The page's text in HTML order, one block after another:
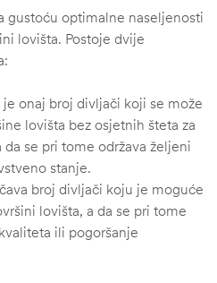
gustoću optimalne naseljenosti
lovišta. Postoje dvije
je onaj broj divljači koji se može
lovišta bez osjetnih šteta za
se pri tome održava željeni
stanje.
broj divljači koju je moguće
lovišta, a da se pri tome
ili pogoršanje